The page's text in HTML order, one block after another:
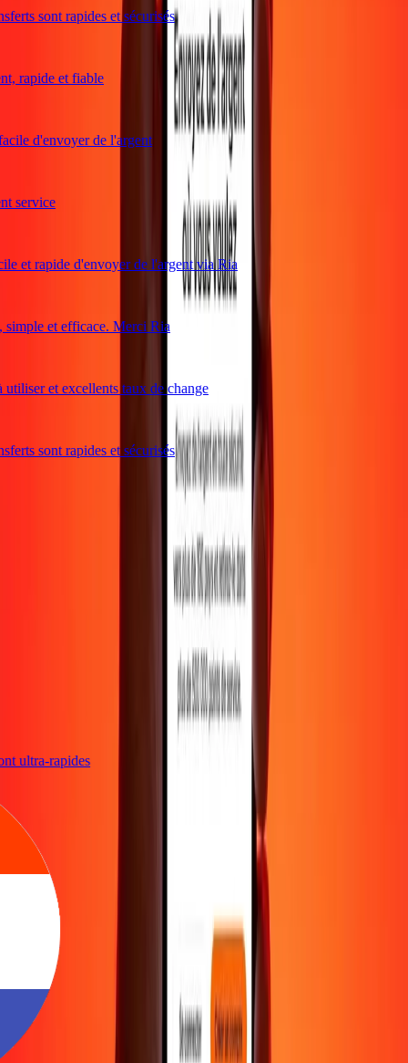
sont rapides et sécurisés
rapide et fiable
d'envoyer de l'argent
service
et rapide d'envoyer de l'argent via Ria
et efficace. Merci Ria
et excellents taux de change
sont rapides et sécurisés
ultra-rapides